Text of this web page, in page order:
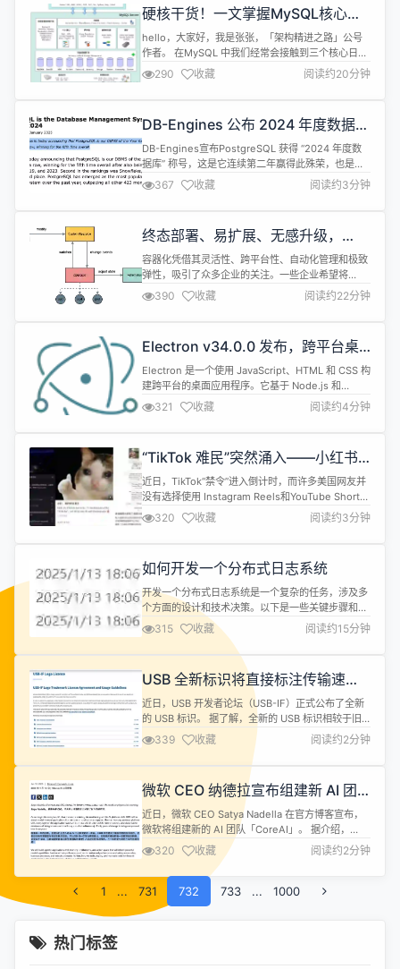
硬核干货！一文掌握MySQL核心日
志：binlog 、redo log、undo log
hello，大家好，我是张张，「架构精进之路」公号
作者。 在MySQL 中我们经常会接触到三个核心日
志，它们分别是：binlog、redo log、undo log。
好多同学对于它们可能并不陌生，但是具体区分起来
各自的功能用途以及实现原理，那可能认知就会比较
这些日志的核心思想和功能原理。 1 binlog 1...
290 收藏 阅读约20分钟
DB-Engines 公布 2024 年度数据
库：PostgreSQL
DB-Engines宣布PostgreSQL 获得 “2024 年度数
据库” 称号，这是它连续第二年赢得此殊荣，也是在
2017、2018、2019 和 2023 年称霸之后，第五次
荣登榜首——名副其实的“五冠王”。 DB-Engines 是
全球知名的数据库流行度排行榜网站，其评选年度数
比增长量，分数增长最多的即...
367 收藏 阅读约3分钟
终态部署、易扩展、无感升级，
Doris Operator 支持高效
Kubernetes 容器化部署方案
容器化凭借其灵活性、跨平台性、自动化管理和极致
弹性，吸引了众多企业的关注。一些企业希望将
Apache Doris 容器化部署，以实现高效的资源利用
与部署迭代。Kubernetes 提供的编排和管理功能，
能完成大规模容器部署，但 Kubernetes 自身的复杂
度高等挑战。 为满足用户在 Kubernetes 平...
390 收藏 阅读约22分钟
Electron v34.0.0 发布，跨平台桌
面应用开发工具
Electron 是一个使用 JavaScript、HTML 和 CSS 构
建跨平台的桌面应用程序。它基于 Node.js 和
Chromium，被 Atom 编辑器和许多其他应用程序使
用。Electron 兼容 Mac、Windows 和 Linux，可
以构建出三个平台的应用程序。 Electron v34.0.0更
321 收藏 阅读约4分钟
“TikTok 难民”突然涌入——小红书
内部观点尚未达成一致，国内互联网
公司纷纷发英文贴揽客
近日，TikTok“禁令”进入倒计时，而许多美国网友并
没有选择使用 Instagram Reels和YouTube Shorts
等TikTok在美国竞争对手的平台，而是决定加入另一
个中国社交媒体平台：小红书。 小红书也登上了
App Store 美区的下载榜榜首。小红书或许也因此成
App。 从多位小红书内部人士...
320 收藏 阅读约3分钟
如何开发一个分布式日志系统
开发一个分布式日志系统是一个复杂的任务，涉及多
个方面的设计和技术决策。以下是一些关键步骤和考
虑因素 1. 一般需求 持久性：确保日志条目不会因为
单点故障而丢失。 一致性：保证所有节点上的日志最
终一致。 可用性：即使部分节点失效，系统仍然可以
处理日志写入和读取。 性能：支持高吞吐量的日志写
入和快速的查询响应时间。 扩展性：能够随着数据增
长或用户数量增加而水平扩...
315 收藏 阅读约15分钟
USB 全新标识将直接标注传输速
度、功率
近日，USB 开发者论坛（USB-IF）正式公布了全新
的 USB 标识。 据了解，全新的 USB 标识相较于旧
版更加直观，舍弃了旧版的「USB 3.2 Gen1」、
「USB 3.2 Gen2」等类似后缀，改为了由传输速度
和充电功率作为后缀。其中设备与数据线的传输速度
以 Gbps 为单位，而充电功率统一使用「W（瓦）」
为单位。 新的 USB 标识采用速度优先的...
339 收藏 阅读约2分钟
微软 CEO 纳德拉宣布组建新 AI 团
队「CoreAI」
近日，微软 CEO Satya Nadella 在官方博客宣布，
微软将组建新的 AI 团队「CoreAI」。 据介绍，
CoreAI 将专注于开发端到端的 AI 应用平台与工具，
为微软自己与其第三方客户打造端到端的 Copilot 和
AI 堆栈，以构建和运行 AI App 及 AI Agents（人工
智能代理）。同时 CoreAI 还将打造 GitHub C...
320 收藏 阅读约2分钟
1 ... 731 732 733 ... 1000
热门标签